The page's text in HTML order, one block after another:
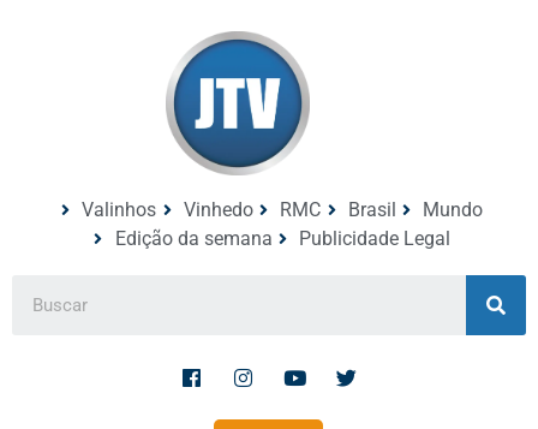
Valinhos Vinhedo RMC Brasil
Mundo
Edição da semana
Publicidade Legal